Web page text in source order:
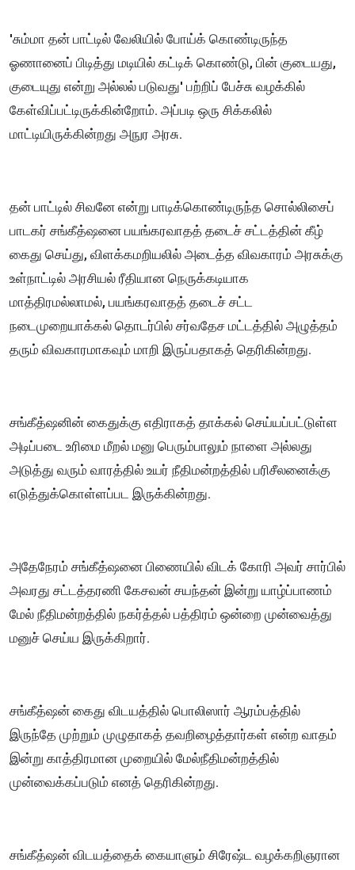
'சும்மா தன் பாட்டில் வேலியில் போய்க் கொண்டிருந்த
ஓணானைப் பிடித்து மடியில் கட்டிக் கொண்டு, பின் குடையது,
குடையுது என்று அல்லல் படுவது' பற்றிப் பேச்சு வழக்கில்
கேள்விப்பட்டிருக்கின்றோம். அப்படி ஒரு சிக்கலில்
மாட்டியிருக்கின்றது அநுர அரசு.
தன் பாட்டில் சிவனே என்று பாடிக்கொண்டிருந்த சொல்லிசைப்
பாடகர் சங்கீத்ஷனை பயங்கரவாதத் தடைச் சட்டத்தின் கீழ்
கைது செய்து, விளக்கமறியலில் அடைத்த விவகாரம் அரசுக்கு
உள்நாட்டில் அரசியல் ரீதியான நெருக்கடியாக
மாத்திரமல்லாமல், பயங்கரவாதத் தடைச் சட்ட
நடைமுறையாக்கல் தொடர்பில் சர்வதேச மட்டத்தில் அழுத்தம்
தரும் விவகாரமாகவும் மாறி இருப்பதாகத் தெரிகின்றது.
சங்கீத்ஷனின் கைதுக்கு எதிராகத் தாக்கல் செய்யப்பட்டுள்ள
அடிப்படை உரிமை மீறல் மனு பெரும்பாலும் நாளை அல்லது
அடுத்து வரும் வாரத்தில் உயர் நீதிமன்றத்தில் பரிசீலனைக்கு
எடுத்துக்கொள்ளப்பட இருக்கின்றது.
அதேநேரம் சங்கீத்ஷனை பிணையில் விடக் கோரி அவர் சார்பில்
அவரது சட்டத்தரணி கேசவன் சயந்தன் இன்று யாழ்ப்பாணம்
மேல் நீதிமன்றத்தில் நகர்த்தல் பத்திரம் ஒன்றை முன்வைத்து
மனுச் செய்ய இருக்கிறார்.
சங்கீத்ஷன் கைது விடயத்தில் பொலிஸார் ஆரம்பத்தில்
இருந்தே முற்றும் முழுதாகத் தவறிழைத்தார்கள் என்ற வாதம்
இன்று காத்திரமான முறையில் மேல்நீதிமன்றத்தில்
முன்வைக்கப்படும் எனத் தெரிகின்றது.
சங்கீத்ஷன் விடயத்தைக் கையாளும் சிரேஷ்ட வழக்கறிஞரான